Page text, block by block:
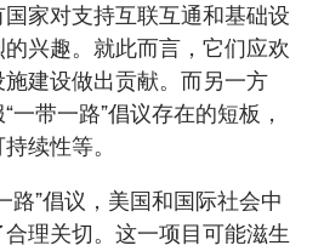
家对支持互联互通和基础设
兴趣。就此而言，它们应欢
建设做出贡献。而另一方
一带一路”倡议存在的短板，
续性等。
路”倡议，美国和国际社会中
理关切。这一项目可能滋生